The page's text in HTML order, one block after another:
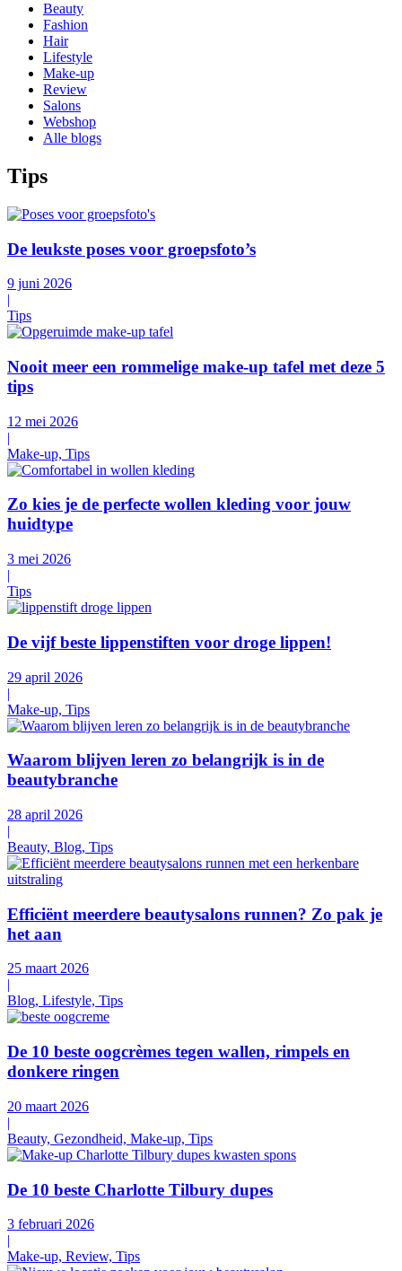
Beauty
Fashion
Hair
Lifestyle
Make-up
Review
Salons
Webshop
Alle blogs
Tips
De leukste poses voor groepsfoto’s
9 juni 2026
|
Tips
Nooit meer een rommelige make-up tafel met deze 5
tips
12 mei 2026
|
Make-up, Tips
Zo kies je de perfecte wollen kleding voor jouw
huidtype
3 mei 2026
|
Tips
De vijf beste lippenstiften voor droge lippen!
29 april 2026
|
Make-up, Tips
Waarom blijven leren zo belangrijk is in de
beautybranche
28 april 2026
|
Beauty, Blog, Tips
Efficiënt meerdere beautysalons runnen? Zo pak je
het aan
25 maart 2026
|
Blog, Lifestyle, Tips
De 10 beste oogcrèmes tegen wallen, rimpels en
donkere ringen
20 maart 2026
|
Beauty, Gezondheid, Make-up, Tips
De 10 beste Charlotte Tilbury dupes
3 februari 2026
|
Make-up, Review, Tips